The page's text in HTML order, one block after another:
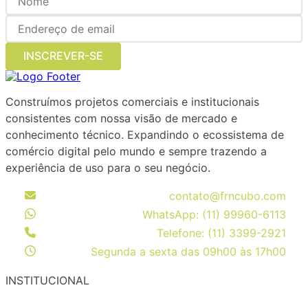
INSCREVER-SE
Construímos projetos comerciais e institucionais
consistentes com nossa visão de mercado e
conhecimento técnico. Expandindo o ecossistema de
comércio digital pelo mundo e sempre trazendo a
experiência de uso para o seu negócio.
contato@frncubo.com
WhatsApp: (11) 99960-6113
Telefone: (11) 3399-2921
Segunda a sexta das 09h00 às 17h00
INSTITUCIONAL